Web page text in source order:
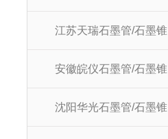
江苏天瑞石墨管/石墨锥
安徽皖仪石墨管/石墨锥
沈阳华光石墨管/石墨锥